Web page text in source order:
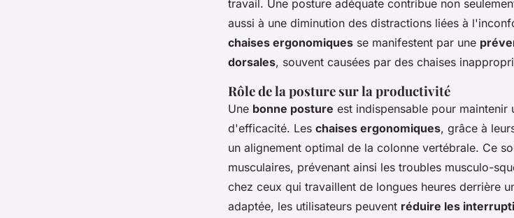
travail. Une posture adéquate contribue non
aussi à une diminution des distractions liées à
chaises ergonomiques se manifestent par une
dorsales, souvent causées par des chaises
Rôle de la posture sur la productivité
Une bonne posture est indispensable pour
d'efficacité. Les chaises ergonomiques, grâce à
un alignement optimal de la colonne vertébrale. Ce
musculaires, prévenant ainsi les troubles musculo-
chez ceux qui travaillent de longues heures derrière
adaptée, les utilisateurs peuvent réduire les